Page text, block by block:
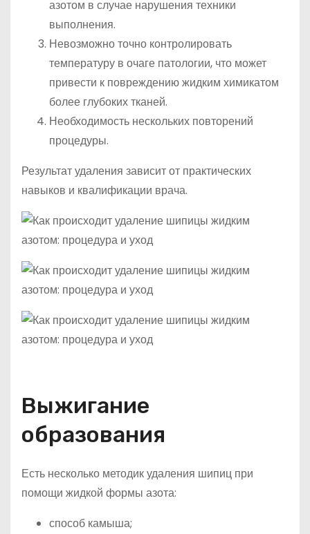
азотом в случае нарушения техники
выполнения.
Невозможно точно контролировать
температуру в очаге патологии, что может
привести к повреждению жидким химикатом
более глубоких тканей.
Необходимость нескольких повторений
процедуры.
Результат удаления зависит от практических
навыков и квалификации врача.
Выжигание
образования
Есть несколько методик удаления шипиц при
помощи жидкой формы азота:
способ камыша;